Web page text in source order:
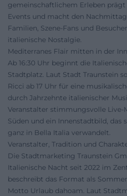
gemeinschaftlichem Erleben prägt
Events und macht den
Familien, Szene-Fans und
italienische Nostalgie.
Mediterranes Flair mitten in der
Ab 16:30 Uhr beginnt die
Stadtplatz. Laut Stadt Traunstein
Ricci ab 17 Uhr für eine
durch Jahrzehnte italienischer
Veranstalter stimmungsvolle Live-
Süden und ein Innenstadtbild, das
ganz in Bella Italia verwandelt.
Veranstalter, Tradition und
Die Stadtmarketing Traunstein
Italienische Nacht seit 2022 im
beschreibt das Format als
Motto Urlaub dahoam. Laut